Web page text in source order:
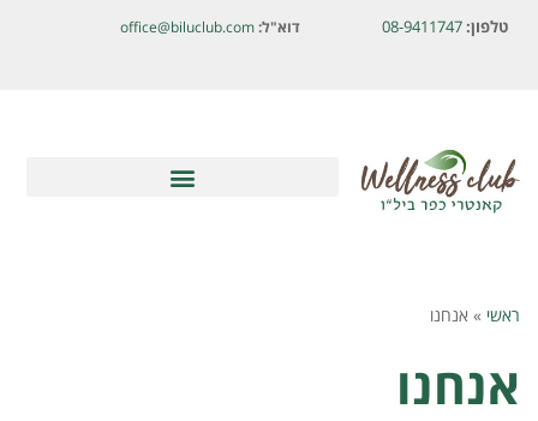
טלפון: 08-9411747 דוא"ל:office@biluclub.com
ראשי » אנחנו
אנחנו